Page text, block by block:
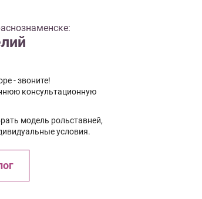
- звоните!
консультационную
модель рольставней,
условия.